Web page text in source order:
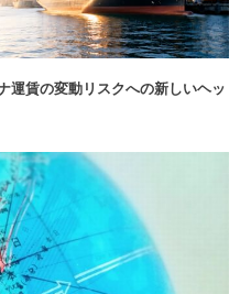
運賃の変動リスクへの新しいヘッ